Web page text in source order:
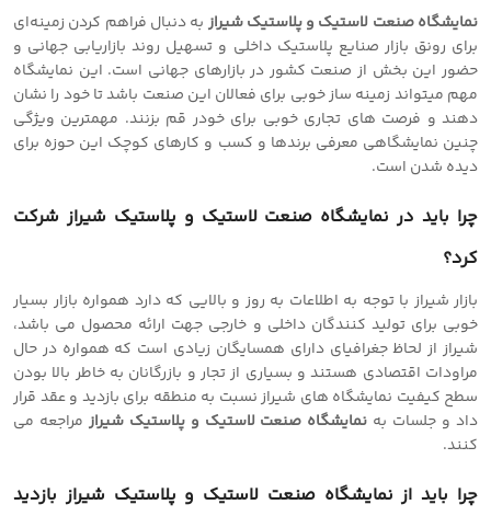
نمایشگاه صنعت لاستیک و پلاستیک شیراز به دنبال فراهم کردن زمینه‌ای
برای رونق بازار صنایع پلاستیک داخلی و تسهیل روند بازاریابی جهانی و
حضور این بخش از صنعت کشور در بازارهای جهانی است. این نمایشگاه
مهم میتواند زمینه ساز خوبی برای فعالان این صنعت باشد تا خود را نشان
دهند و فرصت های تجاری خوبی برای خودر قم بزنند. مهمترین ویژگی
چنین نمایشگاهی معرفی برندها و کسب و کارهای کوچک این حوزه برای
دیده شدن است.
چرا باید در نمایشگاه صنعت لاستیک و پلاستیک شیراز شرکت
کرد؟
بازار شیراز با توجه به اطلاعات به روز و بالایی که دارد همواره بازار بسیار
خوبی برای تولید کنندگان داخلی و خارجی جهت ارائه محصول می باشد،
شیراز از لحاظ جغرافیای دارای همسایگان زیادی است که همواره در حال
مراودات اقتصادی هستند و بسیاری از تجار و بازرگانان به خاطر بالا بودن
سطح کیفیت نمایشگاه های شیراز نسبت به منطقه برای بازدید و عقد قرار
داد و جلسات به نمایشگاه صنعت لاستیک و پلاستیک شیراز مراجعه می
کنند.
چرا باید از نمایشگاه صنعت لاستیک و پلاستیک شیراز بازدید